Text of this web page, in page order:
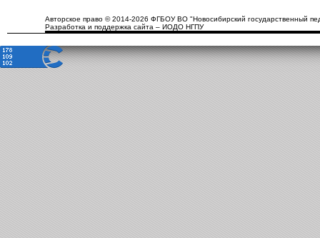
Авторское право © 2014-2026 ФГБОУ ВО "Новосибирский государственный
Разработка и поддержка сайта – ИОДО НГПУ